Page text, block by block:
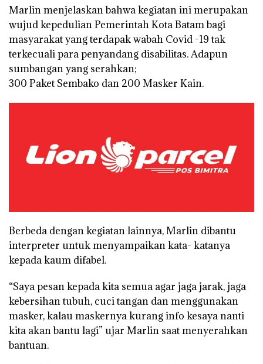
Marlin menjelaskan bahwa kegiatan ini merupakan
wujud kepedulian Pemerintah Kota Batam bagi
masyarakat yang terdapak wabah Covid -19 tak
terkecuali para penyandang disabilitas. Adapun
sumbangan yang serahkan;
300 Paket Sembako dan 200 Masker Kain.
Berbeda dengan kegiatan lainnya, Marlin dibantu
interpreter untuk menyampaikan kata- katanya
kepada kaum difabel.
“Saya pesan kepada kita semua agar jaga jarak, jaga
kebersihan tubuh, cuci tangan dan menggunakan
masker, kalau maskernya kurang info kesaya nanti
kita akan bantu lagi” ujar Marlin saat menyerahkan
bantuan.